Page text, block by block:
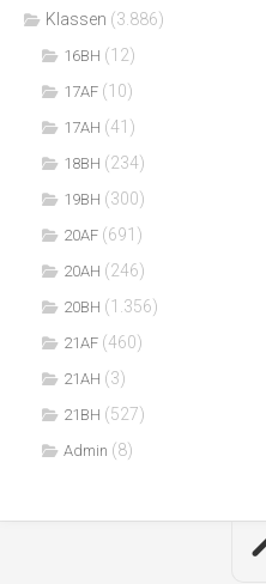
Klassen (3.886)
16BH (12)
17AF (10)
17AH (41)
18BH (234)
19BH (300)
20AF (691)
20AH (246)
20BH (1.356)
21AF (460)
21AH (3)
21BH (527)
Admin (8)